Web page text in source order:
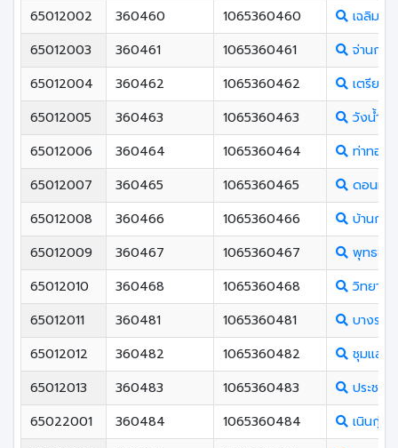
65012002
360460 1065360460
เฉลิมข
65012003
360461 1065360461
จ่านกร้
65012004
360462 1065360462
เตรียม
65012005
360463 1065360463
วังน้ำคู้
65012006
360464 1065360464
ท่าทอง
65012007
360465 1065360465
ดอนทอ
65012008
360466 1065360466
บ้านกร่
65012009
360467 1065360467
พุทธชิน
65012010
360468 1065360468
วิทยาศ
65012011
360481 1065360481
บางระ
65012012
360482 1065360482
ชุมแสง
65012013
360483 1065360483
ประชาส
65022001
360484 1065360484
เนินกุ่ม